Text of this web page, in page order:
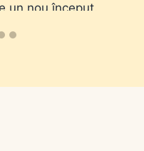
un nou început.